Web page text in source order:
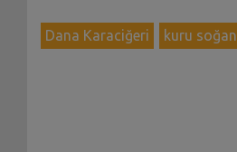
Dana Karaciğeri kuru soğan